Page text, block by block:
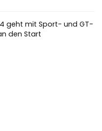
geht mit Sport- und GT-
den Start